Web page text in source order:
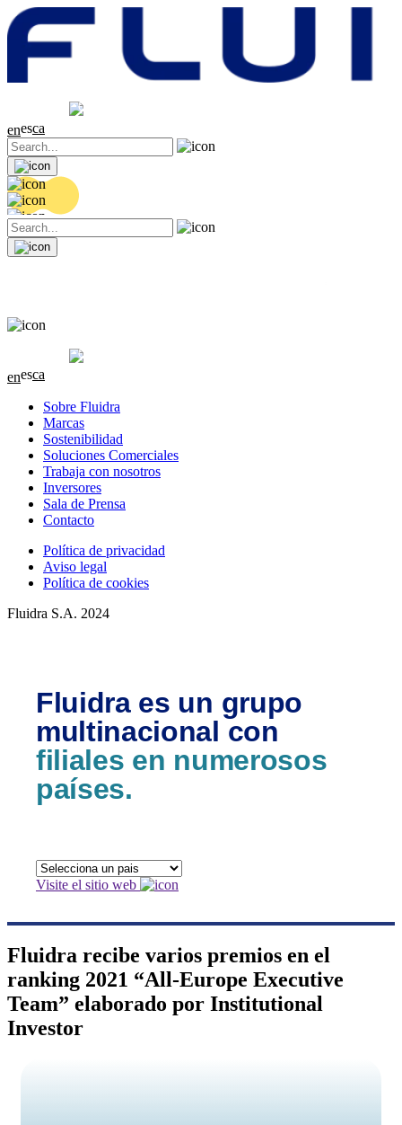
0.04 (+0.2%)
enesca
0.04 (+0.2%)
enesca
Sobre Fluidra
Marcas
Sostenibilidad
Soluciones Comerciales
Trabaja con nosotros
Inversores
Sala de Prensa
Contacto
Política de privacidad
Aviso legal
Política de cookies
Fluidra S.A. 2024
Fluidra es un grupo
multinacional con
filiales en numerosos
países.
Visite el sitio web
Fluidra recibe varios premios en el
ranking 2021 “All-Europe Executive
Team” elaborado por Institutional
Investor